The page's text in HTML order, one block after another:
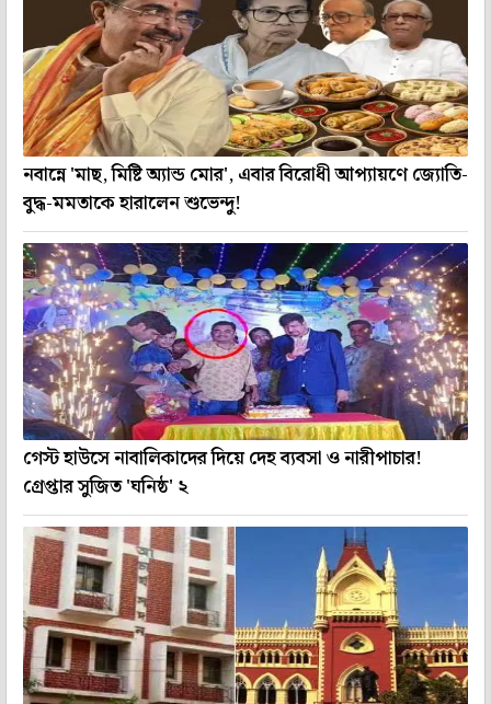
নবান্নে 'মাছ, মিষ্টি অ্যান্ড মোর', এবার বিরোধী আপ্যায়ণে জ্যোতি-
বুদ্ধ-মমতাকে হারালেন শুভেন্দু!
গেস্ট হাউসে নাবালিকাদের দিয়ে দেহ ব্যবসা ও নারীপাচার!
গ্রেপ্তার সুজিত 'ঘনিষ্ঠ' ২